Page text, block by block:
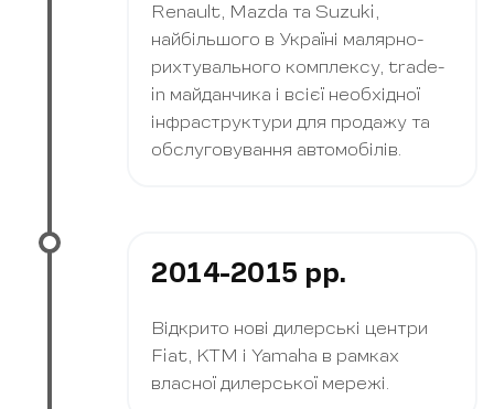
Renault, Mazda та Suzuki,
найбільшого в Україні малярно-
рихтувального комплексу, trade-
in майданчика і всієї необхідної
інфраструктури для продажу та
обслуговування автомобілів.
2014-2015 рр.
Відкрито нові дилерські центри
Fiat, KTM і Yamaha в рамках
власної дилерської мережі.